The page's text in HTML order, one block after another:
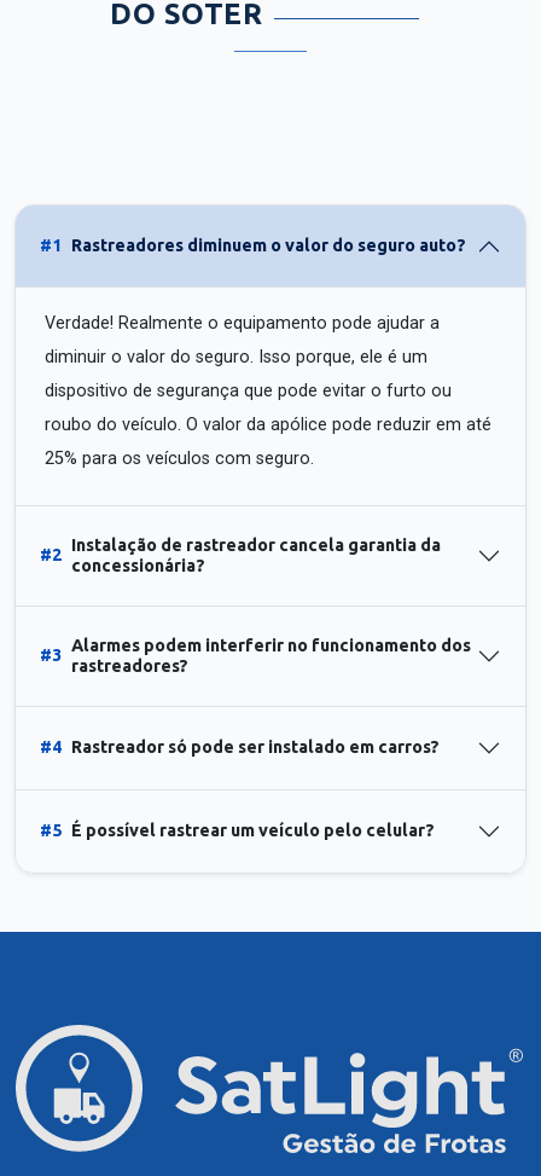
DO SOTER
#1 Rastreadores diminuem o valor do seguro auto?
Verdade! Realmente o equipamento pode ajudar a
diminuir o valor do seguro. Isso porque, ele é um
dispositivo de segurança que pode evitar o furto ou
roubo do veículo. O valor da apólice pode reduzir em até
25% para os veículos com seguro.
#2
Instalação de rastreador cancela garantia da
concessionária?
#3
Alarmes podem interferir no funcionamento dos
rastreadores?
#4 Rastreador só pode ser instalado em carros?
#5 É possível rastrear um veículo pelo celular?